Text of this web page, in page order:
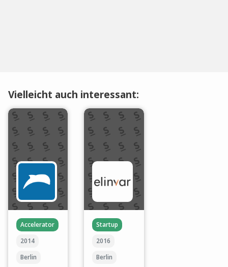
Vielleicht auch interessant:
Accelerator
2014
Berlin
Startup
2016
Berlin